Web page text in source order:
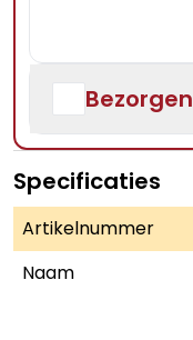
Bezorgen
Specificaties
Artikelnummer
Naam